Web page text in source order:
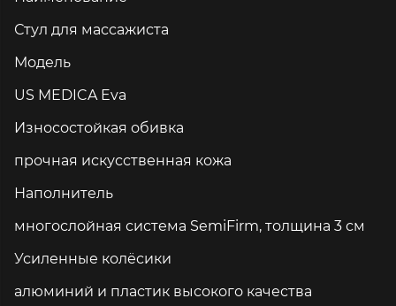
Стул для массажиста
Модель
US MEDICA Eva
Износостойкая обивка
прочная искусственная кожа
Наполнитель
многослойная система SemiFirm, толщина 3 см
Усиленные колёсики
алюминий и пластик высокого качества